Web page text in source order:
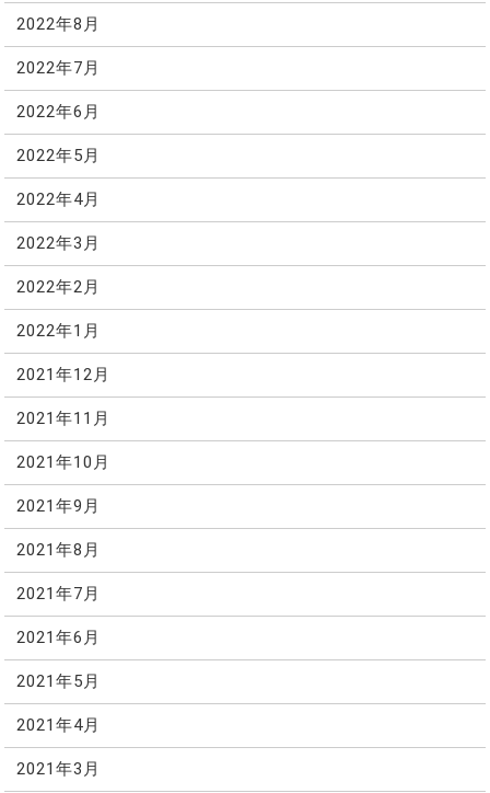
2022年8月
2022年7月
2022年6月
2022年5月
2022年4月
2022年3月
2022年2月
2022年1月
2021年12月
2021年11月
2021年10月
2021年9月
2021年8月
2021年7月
2021年6月
2021年5月
2021年4月
2021年3月